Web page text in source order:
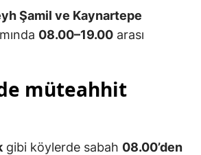
Şamil ve Kaynartepe
08.00–19.00 arası
müteahhit
gibi köylerde sabah 08.00’den